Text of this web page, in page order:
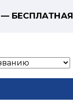
— БЕСПЛАТНАЯ